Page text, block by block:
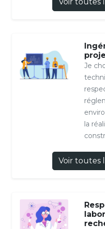
Je
la
Voir toutes